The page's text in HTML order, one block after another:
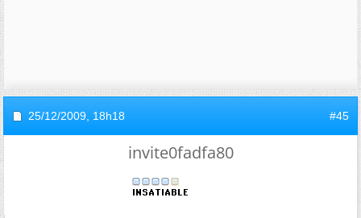
25/12/2009, 18h18 #45
invite0fadfa80